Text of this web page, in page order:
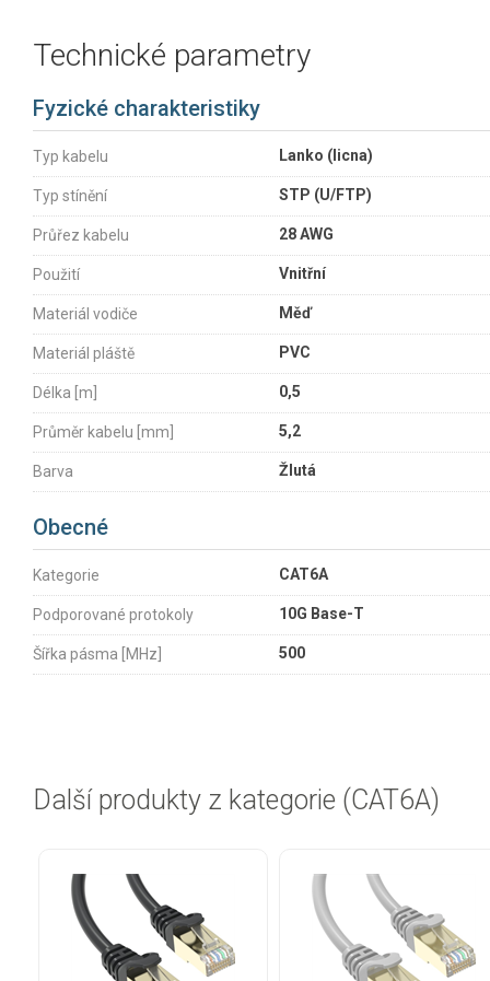
Technické parametry
Fyzické charakteristiky
Typ kabelu Lanko (licna)
Typ stínění STP (U/FTP)
Průřez kabelu 28 AWG
Použití Vnitřní
Materiál vodiče Měď
Materiál pláště PVC
Délka [m] 0,5
Průměr kabelu [mm] 5,2
Barva Žlutá
Obecné
Kategorie CAT6A
Podporované protokoly 10G Base-T
Šířka pásma [MHz] 500
Další produkty z kategorie (CAT6A)